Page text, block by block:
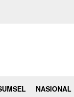
NASIONAL